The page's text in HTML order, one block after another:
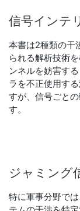
信号インテ
本書は2種類の干
られる解析技術
ンネルを妨害す
ラを不正使用す
すが、信号ごと
す。
ジャミング
特に軍事分野で